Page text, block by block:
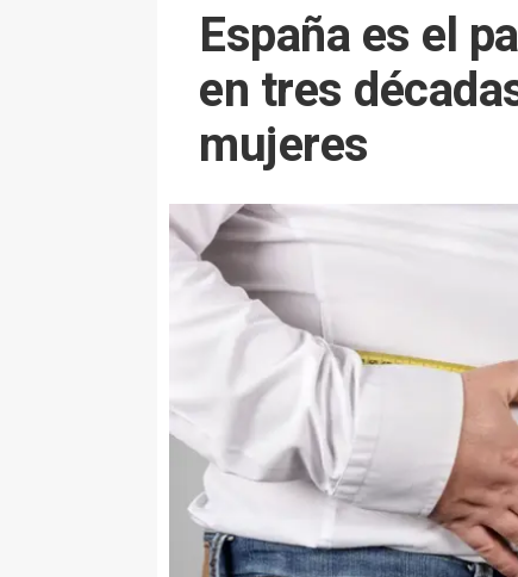
España es el
en tres
mujeres